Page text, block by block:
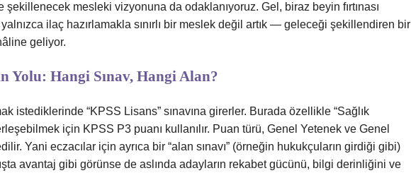
şekillenecek mesleki vizyonuna da odaklanıyoruz. Gel, biraz beyin fırtınası
yalnızca ilaç hazırlamakla sınırlı bir meslek değil artık — geleceği şekillendiren bir
geliyor.
Yolu: Hangi Sınav, Hangi Alan?
istediklerinde “KPSS Lisans” sınavına girerler. Burada özellikle “Sağlık
için KPSS P3 puanı kullanılır. Puan türü, Genel Yetenek ve Genel
Yani eczacılar için ayrıca bir “alan sınavı” (örneğin hukukçuların girdiği gibi)
avantaj gibi görünse de aslında adayların rekabet gücünü, bilgi derinliğini ve